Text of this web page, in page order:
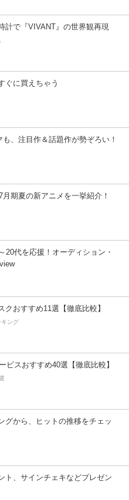
計で『VIVANT』の世界観再現
ぐに買えちゃう
、注目作＆話題作が勢ぞろい！
月期夏の新アニメを一挙紹介！
20代を応援！オーディション・
クおすすめ11選【徹底比較】
キング
ビスおすすめ40選【徹底比較】
グから、ヒットの推移をチェッ
ト、サインチェキなどプレゼン